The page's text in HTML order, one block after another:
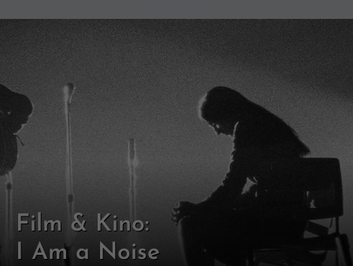
Film & Kino:
I Am a Noise